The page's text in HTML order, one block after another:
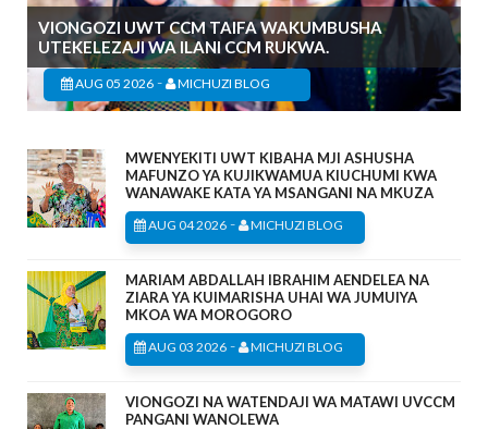
VIONGOZI UWT CCM TAIFA WAKUMBUSHA
UTEKELEZAJI WA ILANI CCM RUKWA.
AUG 05 2026 - MICHUZI BLOG
MWENYEKITI UWT KIBAHA MJI ASHUSHA
MAFUNZO YA KUJIKWAMUA KIUCHUMI KWA
WANAWAKE KATA YA MSANGANI NA MKUZA
AUG 04 2026 - MICHUZI BLOG
MARIAM ABDALLAH IBRAHIM AENDELEA NA
ZIARA YA KUIMARISHA UHAI WA JUMUIYA
MKOA WA MOROGORO
AUG 03 2026 - MICHUZI BLOG
VIONGOZI NA WATENDAJI WA MATAWI UVCCM
PANGANI WANOLEWA